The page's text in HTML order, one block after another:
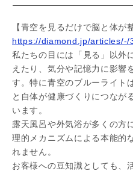
【青空を見るだけで脳と体が
https://diamond.jp/articles/-/
私たちの目には「見る」以外
えたり、気分や記憶力に影響
す。特に青空のブルーライト
と自体が健康づくりにつなが
います。
露天風呂や外気浴が多くの方
理的メカニズムによる本能的
れません。
お客様への豆知識としても、